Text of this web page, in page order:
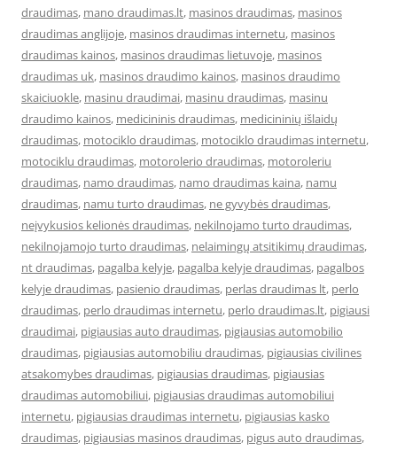
draudimas, mano draudimas.lt, masinos draudimas, masinos
draudimas anglijoje, masinos draudimas internetu, masinos
draudimas kainos, masinos draudimas lietuvoje, masinos
draudimas uk, masinos draudimo kainos, masinos draudimo
skaiciuokle, masinu draudimai, masinu draudimas, masinu
draudimo kainos, medicininis draudimas, medicininių išlaidų
draudimas, motociklo draudimas, motociklo draudimas internetu,
motociklu draudimas, motorolerio draudimas, motoroleriu
draudimas, namo draudimas, namo draudimas kaina, namu
draudimas, namu turto draudimas, ne gyvybės draudimas,
neįvykusios kelionės draudimas, nekilnojamo turto draudimas,
nekilnojamojo turto draudimas, nelaimingų atsitikimų draudimas,
nt draudimas, pagalba kelyje, pagalba kelyje draudimas, pagalbos
kelyje draudimas, pasienio draudimas, perlas draudimas lt, perlo
draudimas, perlo draudimas internetu, perlo draudimas.lt, pigiausi
draudimai, pigiausias auto draudimas, pigiausias automobilio
draudimas, pigiausias automobiliu draudimas, pigiausias civilines
atsakomybes draudimas, pigiausias draudimas, pigiausias
draudimas automobiliui, pigiausias draudimas automobiliui
internetu, pigiausias draudimas internetu, pigiausias kasko
draudimas, pigiausias masinos draudimas, pigus auto draudimas,